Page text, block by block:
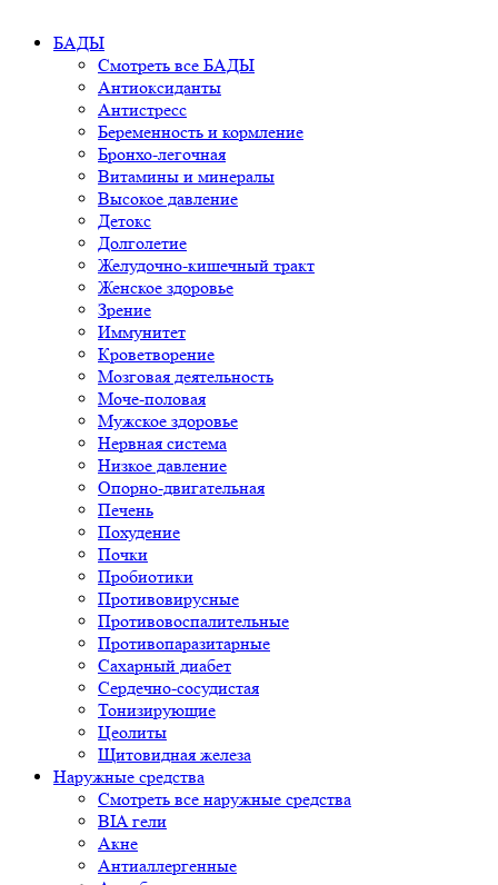
БАДЫ
Смотреть все БАДЫ
Антиоксиданты
Антистресс
Беременность и кормление
Бронхо-легочная
Витамины и минералы
Высокое давление
Детокс
Долголетие
Желудочно-кишечный тракт
Женское здоровье
Зрение
Иммунитет
Кроветворение
Мозговая деятельность
Моче-половая
Мужское здоровье
Нервная система
Низкое давление
Опорно-двигательная
Печень
Похудение
Почки
Пробиотики
Противовирусные
Противовоспалительные
Противопаразитарные
Сахарный диабет
Сердечно-сосудистая
Тонизирующие
Цеолиты
Щитовидная железа
Наружные средства
Смотреть все наружные средства
BIA гели
Акне
Антиаллергенные